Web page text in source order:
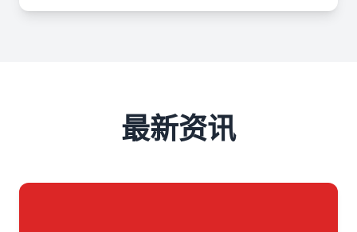
最新资讯